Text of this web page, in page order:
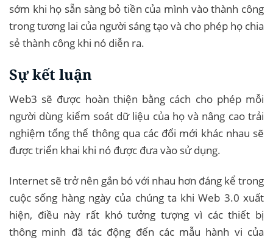
sớm khi họ sẵn sàng bỏ tiền của mình vào thành công
trong tương lai của người sáng tạo và cho phép họ chia
sẻ thành công khi nó diễn ra.
Sự kết luận
Web3 sẽ được hoàn thiện bằng cách cho phép mỗi
người dùng kiểm soát dữ liệu của họ và nâng cao trải
nghiệm tổng thể thông qua các đổi mới khác nhau sẽ
được triển khai khi nó được đưa vào sử dụng.
Internet sẽ trở nên gắn bó với nhau hơn đáng kể trong
cuộc sống hàng ngày của chúng ta khi Web 3.0 xuất
hiện, điều này rất khó tưởng tượng vì các thiết bị
thông minh đã tác động đến các mẫu hành vi của